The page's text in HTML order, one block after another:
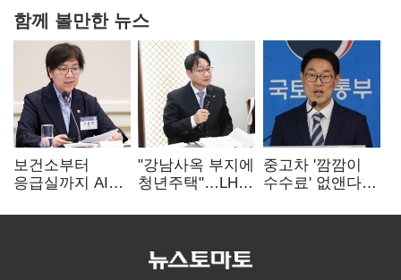
함께 볼만한 뉴스
보건소부터
응급실까지 AI
혁신 본격화
"강남사옥 부지에
청년주택"…LH도
중고차 '깜깜이
수수료' 없앤다…
생기면 환불